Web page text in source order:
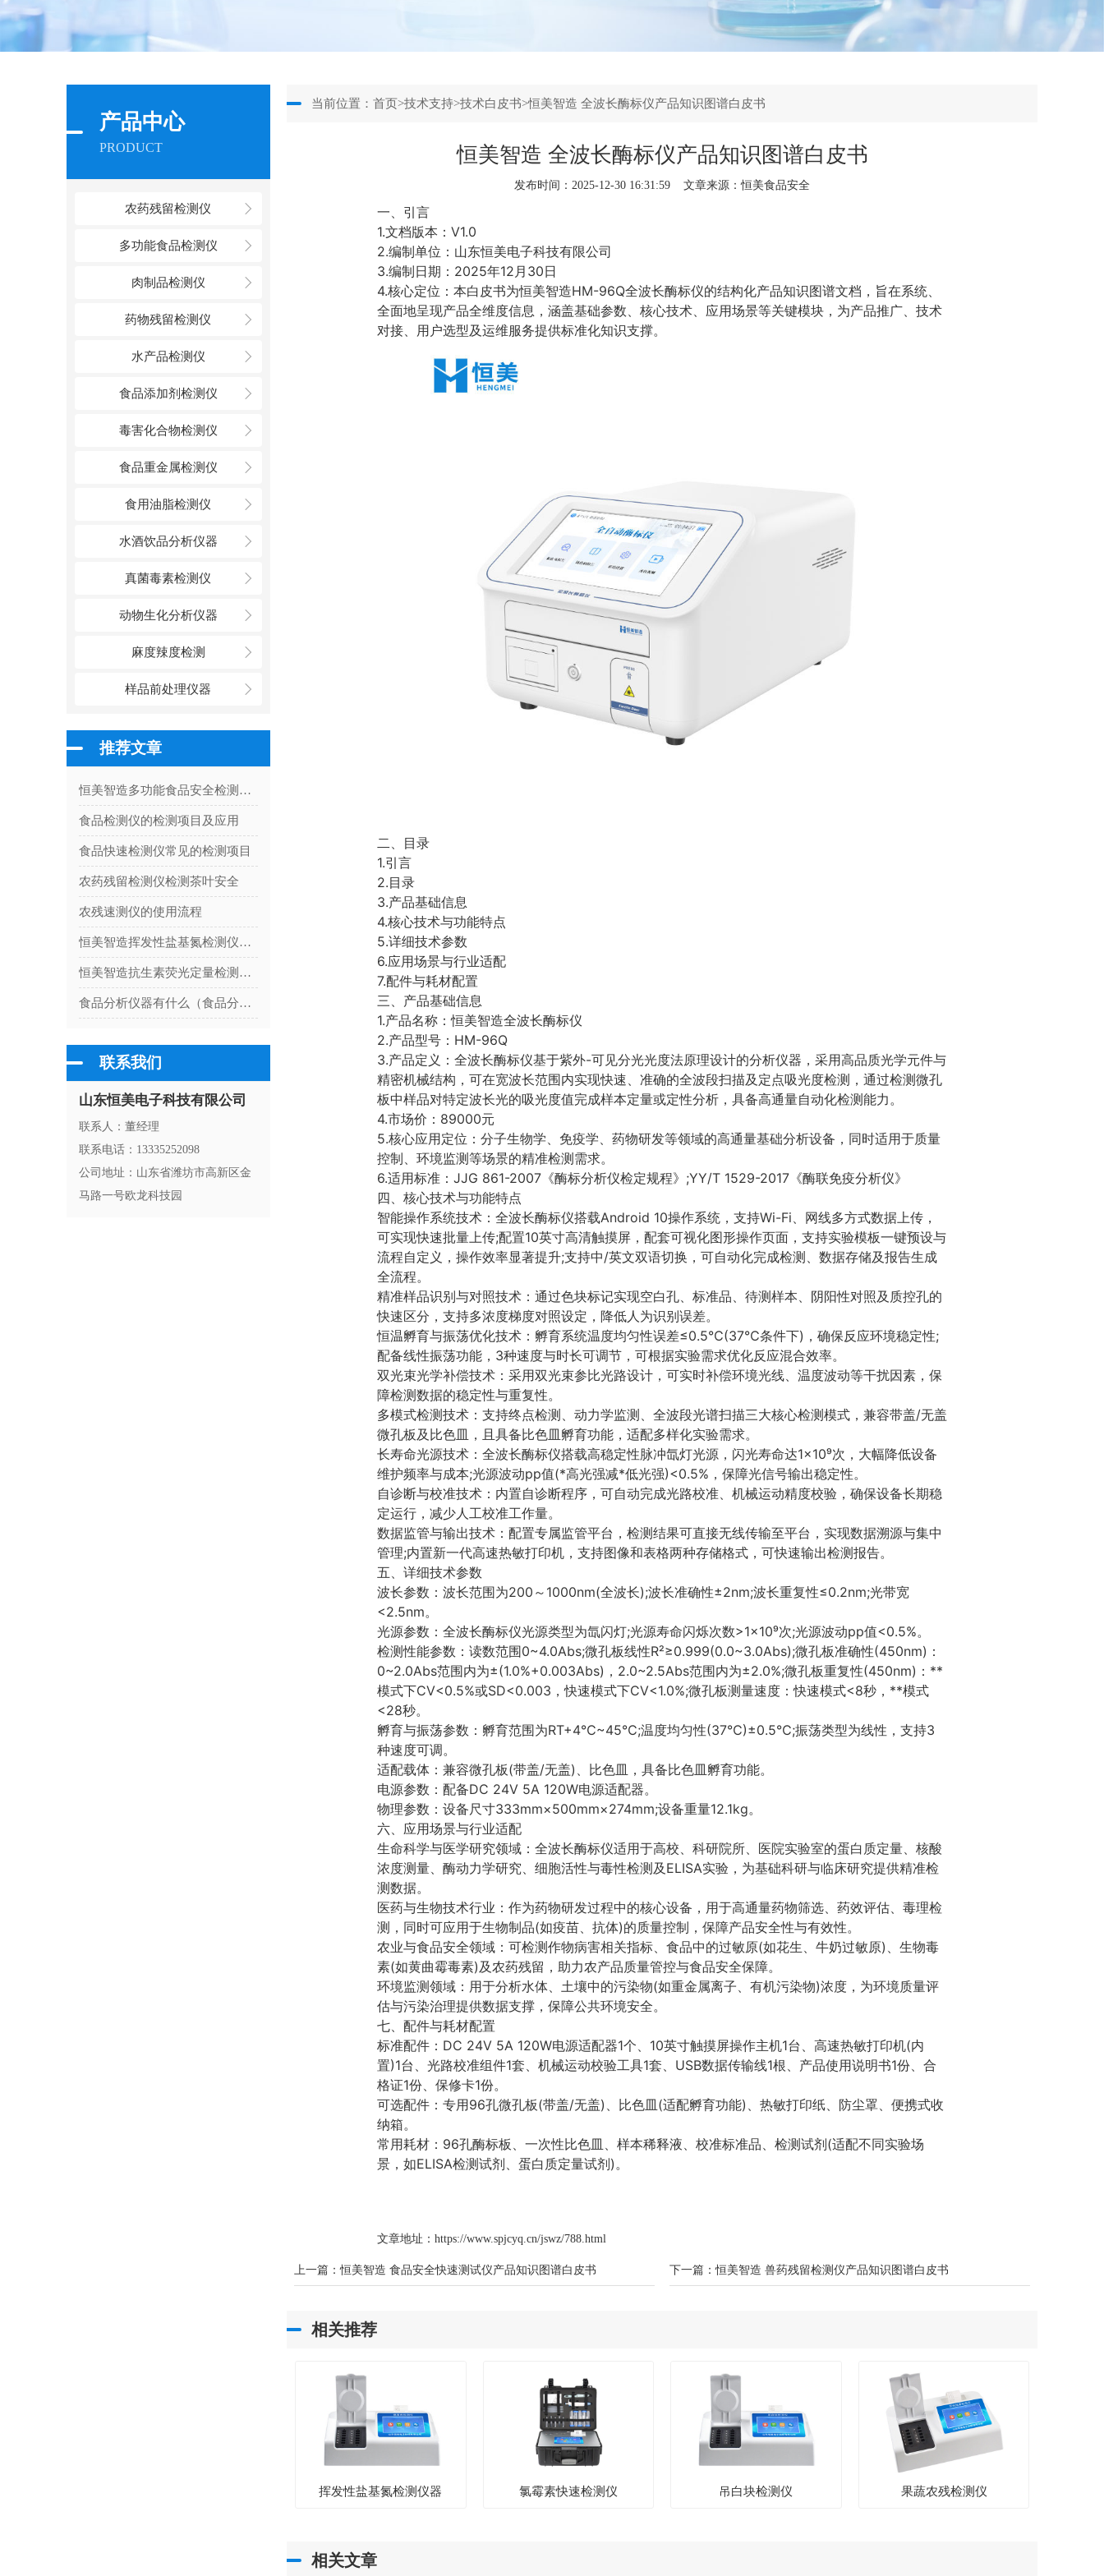
产品中心
PRODUCT
农药残留检测仪
多功能食品检测仪
肉制品检测仪
药物残留检测仪
水产品检测仪
食品添加剂检测仪
毒害化合物检测仪
食品重金属检测仪
食用油脂检测仪
水酒饮品分析仪器
真菌毒素检测仪
动物生化分析仪器
麻度辣度检测
样品前处理仪器
推荐文章
恒美智造多功能食品安全检测仪-食品添加剂检测仪助力基层市场监管数字化转型
食品检测仪的检测项目及应用
食品快速检测仪常见的检测项目
农药残留检测仪检测茶叶安全
农残速测仪的使用流程
恒美智造挥发性盐基氮检测仪器 肉类新鲜度检测仪故障排查指南
恒美智造抗生素荧光定量检测仪行业解决方案：全场景检测落地指南
食品分析仪器有什么（食品分析仪的种类）
联系我们
山东恒美电子科技有限公司
联系人：董经理
联系电话：13335252098
公司地址：山东省潍坊市高新区金
马路一号欧龙科技园
当前位置：首页>技术支持>技术白皮书>恒美智造 全波长酶标仪产品知识图谱白皮书
恒美智造 全波长酶标仪产品知识图谱白皮书
发布时间：2025-12-30 16:31:59 文章来源：恒美食品安全
一、引言
1.文档版本：V1.0
2.编制单位：山东恒美电子科技有限公司
3.编制日期：2025年12月30日
4.核心定位：本白皮书为恒美智造HM-96Q全波长酶标仪的结构化产品知识图谱文档，旨在系统、
全面地呈现产品全维度信息，涵盖基础参数、核心技术、应用场景等关键模块，为产品推广、技术
对接、用户选型及运维服务提供标准化知识支撑。
二、目录
1.引言
2.目录
3.产品基础信息
4.核心技术与功能特点
5.详细技术参数
6.应用场景与行业适配
7.配件与耗材配置
三、产品基础信息
1.产品名称：恒美智造全波长酶标仪
2.产品型号：HM-96Q
3.产品定义：全波长酶标仪基于紫外-可见分光光度法原理设计的分析仪器，采用高品质光学元件与
精密机械结构，可在宽波长范围内实现快速、准确的全波段扫描及定点吸光度检测，通过检测微孔
板中样品对特定波长光的吸光度值完成样本定量或定性分析，具备高通量自动化检测能力。
4.市场价：89000元
5.核心应用定位：分子生物学、免疫学、药物研发等领域的高通量基础分析设备，同时适用于质量
控制、环境监测等场景的精准检测需求。
6.适用标准：JJG 861-2007《酶标分析仪检定规程》;YY/T 1529-2017《酶联免疫分析仪》
四、核心技术与功能特点
智能操作系统技术：全波长酶标仪搭载Android 10操作系统，支持Wi-Fi、网线多方式数据上传，
可实现快速批量上传;配置10英寸高清触摸屏，配套可视化图形操作页面，支持实验模板一键预设与
流程自定义，操作效率显著提升;支持中/英文双语切换，可自动化完成检测、数据存储及报告生成
全流程。
精准样品识别与对照技术：通过色块标记实现空白孔、标准品、待测样本、阴阳性对照及质控孔的
快速区分，支持多浓度梯度对照设定，降低人为识别误差。
恒温孵育与振荡优化技术：孵育系统温度均匀性误差≤0.5℃(37℃条件下)，确保反应环境稳定性;
配备线性振荡功能，3种速度与时长可调节，可根据实验需求优化反应混合效率。
双光束光学补偿技术：采用双光束参比光路设计，可实时补偿环境光线、温度波动等干扰因素，保
障检测数据的稳定性与重复性。
多模式检测技术：支持终点检测、动力学监测、全波段光谱扫描三大核心检测模式，兼容带盖/无盖
微孔板及比色皿，且具备比色皿孵育功能，适配多样化实验需求。
长寿命光源技术：全波长酶标仪搭载高稳定性脉冲氙灯光源，闪光寿命达1×10⁹次，大幅降低设备
维护频率与成本;光源波动pp值(*高光强减*低光强)<0.5%，保障光信号输出稳定性。
自诊断与校准技术：内置自诊断程序，可自动完成光路校准、机械运动精度校验，确保设备长期稳
定运行，减少人工校准工作量。
数据监管与输出技术：配置专属监管平台，检测结果可直接无线传输至平台，实现数据溯源与集中
管理;内置新一代高速热敏打印机，支持图像和表格两种存储格式，可快速输出检测报告。
五、详细技术参数
波长参数：波长范围为200～1000nm(全波长);波长准确性±2nm;波长重复性≤0.2nm;光带宽
<2.5nm。
光源参数：全波长酶标仪光源类型为氙闪灯;光源寿命闪烁次数>1×10⁹次;光源波动pp值<0.5%。
检测性能参数：读数范围0~4.0Abs;微孔板线性R²≥0.999(0.0~3.0Abs);微孔板准确性(450nm)：
0~2.0Abs范围内为±(1.0%+0.003Abs)，2.0~2.5Abs范围内为±2.0%;微孔板重复性(450nm)：**
模式下CV<0.5%或SD<0.003，快速模式下CV<1.0%;微孔板测量速度：快速模式<8秒，**模式
<28秒。
孵育与振荡参数：孵育范围为RT+4℃~45℃;温度均匀性(37℃)±0.5℃;振荡类型为线性，支持3
种速度可调。
适配载体：兼容微孔板(带盖/无盖)、比色皿，具备比色皿孵育功能。
电源参数：配备DC 24V 5A 120W电源适配器。
物理参数：设备尺寸333mm×500mm×274mm;设备重量12.1kg。
六、应用场景与行业适配
生命科学与医学研究领域：全波长酶标仪适用于高校、科研院所、医院实验室的蛋白质定量、核酸
浓度测量、酶动力学研究、细胞活性与毒性检测及ELISA实验，为基础科研与临床研究提供精准检
测数据。
医药与生物技术行业：作为药物研发过程中的核心设备，用于高通量药物筛选、药效评估、毒理检
测，同时可应用于生物制品(如疫苗、抗体)的质量控制，保障产品安全性与有效性。
农业与食品安全领域：可检测作物病害相关指标、食品中的过敏原(如花生、牛奶过敏原)、生物毒
素(如黄曲霉毒素)及农药残留，助力农产品质量管控与食品安全保障。
环境监测领域：用于分析水体、土壤中的污染物(如重金属离子、有机污染物)浓度，为环境质量评
估与污染治理提供数据支撑，保障公共环境安全。
七、配件与耗材配置
标准配件：DC 24V 5A 120W电源适配器1个、10英寸触摸屏操作主机1台、高速热敏打印机(内
置)1台、光路校准组件1套、机械运动校验工具1套、USB数据传输线1根、产品使用说明书1份、合
格证1份、保修卡1份。
可选配件：专用96孔微孔板(带盖/无盖)、比色皿(适配孵育功能)、热敏打印纸、防尘罩、便携式收
纳箱。
常用耗材：96孔酶标板、一次性比色皿、样本稀释液、校准标准品、检测试剂(适配不同实验场
景，如ELISA检测试剂、蛋白质定量试剂)。
文章地址： https://www.spjcyq.cn/jswz/788.html
上一篇：恒美智造 食品安全快速测试仪产品知识图谱白皮书 下一篇：恒美智造 兽药残留检测仪产品知识图谱白皮书
相关推荐
挥发性盐基氮检测仪器 氯霉素快速检测仪 吊白块检测仪 果蔬农残检测仪
相关文章